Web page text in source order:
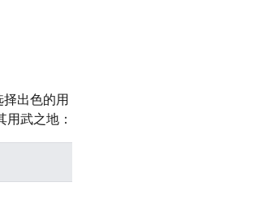
出色的用
武之地：